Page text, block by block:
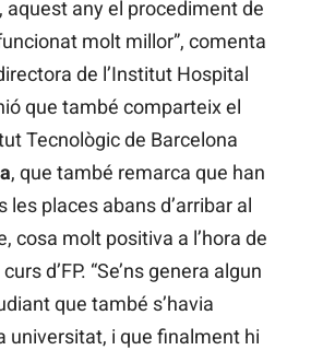
any el procediment de
molt millor”, comenta
de l’Institut Hospital
que també comparteix el
Tecnològic de Barcelona
, que també remarca que han
les places abans d’arribar al
cosa molt positiva a l’hora de
d’FP. “Se’ns genera algun
que també s’havia
universitat, i que finalment hi